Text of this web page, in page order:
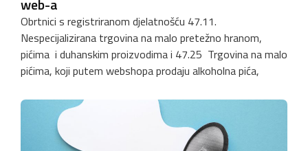
web-a
Obrtnici s registriranom djelatnošću 47.11.
Nespecijalizirana trgovina na malo pretežno hranom,
pićima i duhanskim proizvodima i 47.25 Trgovina na malo
pićima, koji putem webshopa prodaju alkoholna pića,